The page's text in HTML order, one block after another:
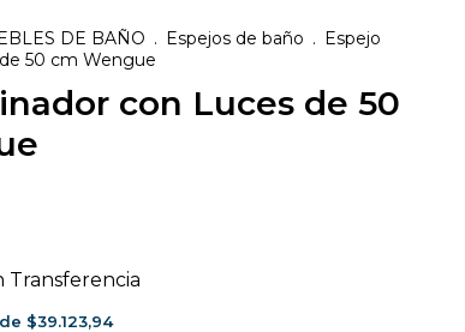
DE BAÑO . Espejos de baño . Espejo
50 cm Wengue
con Luces de 50
Transferencia
$39.123,94